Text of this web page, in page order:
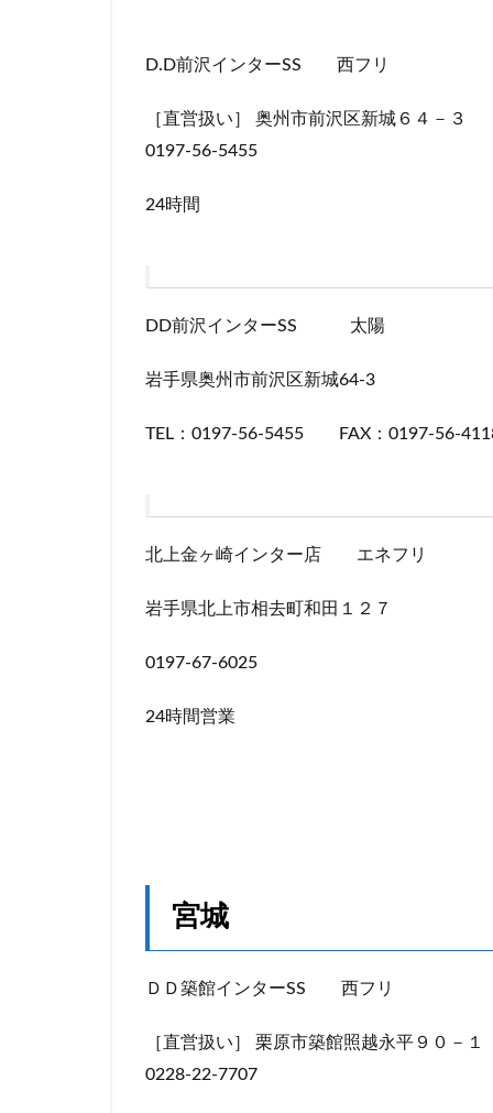
D.D前沢インターSS 西フリ
［直営扱い］ 奥州市前沢区新城６４－３
0197-56-5455
24時間
DD前沢インターSS 太陽
岩手県奥州市前沢区新城64-3
TEL：0197-56-5455 FAX：0197-56-
北上金ヶ崎インター店 エネフリ
岩手県北上市相去町和田１２７
0197-67-6025
24時間営業
宮城
ＤＤ築館インターSS 西フリ
［直営扱い］ 栗原市築館照越永平９０－１
0228-22-7707